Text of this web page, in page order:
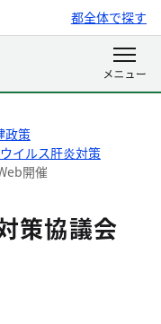
都全体で探す
政策
イルス肝炎対策
開催
策協議会